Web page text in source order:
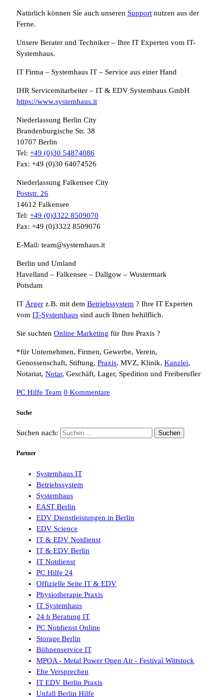
Natürlich können Sie auch unseren Support nutzen aus der
Ferne.
Unsere Berater und Techniker – Ihre IT Experten vom IT-
Systemhaus.
IT Firma – Systemhaus IT – Service aus einer Hand
IHR Servicemitarbeiter – IT & EDV Systemhaus GmbH
https://www.systemhaus.it
Niederlassung Berlin City
Brandenburgische Str. 38
10707 Berlin
Tel: +49 (0)30 54874086
Fax: +49 (0)30 64074526
Niederlassung Falkensee City
Poststr. 26
14612 Falkensee
Tel: +49 (0)3322 8509070
Fax: +49 (0)3322 8509076
E-Mail: team@systemhaus.it
Berlin und Umland
Havelland – Falkensee – Dallgow – Wustermark
Potsdam
IT Ärger z.B. mit dem Betriebssystem ? Ihre IT Experten
vom IT-Systemhaus sind auch Ihnen behilflich.
Sie suchten Online Marketing für Ihre Praxis ?
*für Unternehmen, Firmen, Gewerbe, Verein,
Genossenschaft, Stiftung, Praxis, MVZ, Klinik, Kanzlei,
Notariat, Notar, Geschäft, Lager, Spedition und Freiberufler
PC Hilfe Team 0 Kommentare
Suche
Suchen nach:
Partner
Systemhaus IT
Betriebssystem
Systemhaus
EAST Berlin
EDV Dienstleistungen in Berlin
EDV Science
IT & EDV Notdienst
IT & EDV Berlin
IT Notdienst
PC Hilfe 24
Offizielle Seite IT & EDV
Physiotherapie Praxis
IT Systemhaus
24 h Beratung IT
PC Notdienst Online
Storage Berlin
Bühnenservice IT
MPOA - Metal Power Open Air - Festival Wittstock
Ehe Versprechen
IT EDV Berlin Praxis
Unfall Berlin Hilfe